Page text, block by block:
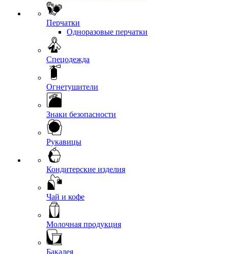
Перчатки
Одноразовые перчатки
Спецодежда
Огнетушители
Знаки безопасности
Рукавицы
Кондитерские изделия
Чай и кофе
Молочная продукция
Бакалея